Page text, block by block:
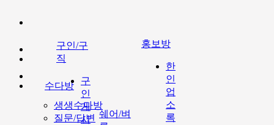
수다방
생생수다방
질문/답변
구인/구
직
구
인
게
시
쉐어/벼
홍보방
한
인
업
소
록